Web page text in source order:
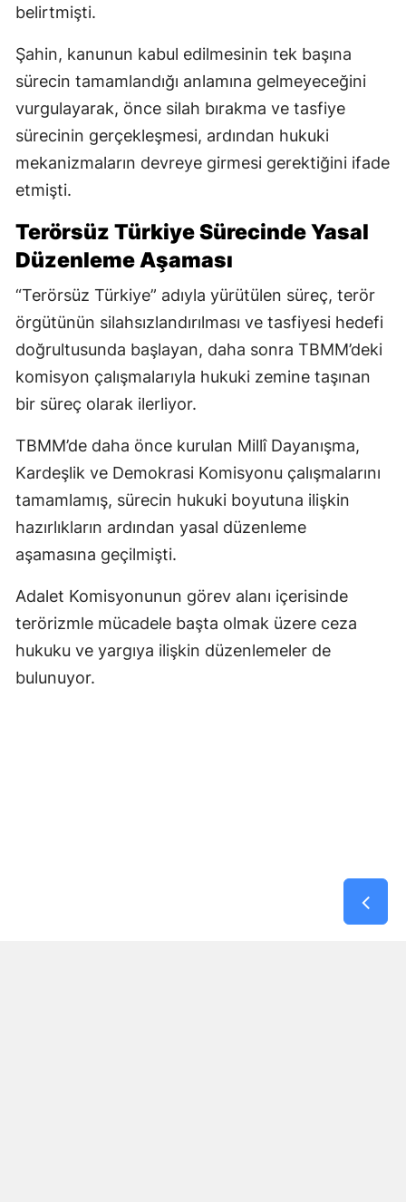
belirtmişti.
Şahin, kanunun kabul edilmesinin tek başına
sürecin tamamlandığı anlamına gelmeyeceğini
vurgulayarak, önce silah bırakma ve tasfiye
sürecinin gerçekleşmesi, ardından hukuki
mekanizmaların devreye girmesi gerektiğini ifade
etmişti.
Terörsüz Türkiye Sürecinde Yasal
Düzenleme Aşaması
“Terörsüz Türkiye” adıyla yürütülen süreç, terör
örgütünün silahsızlandırılması ve tasfiyesi hedefi
doğrultusunda başlayan, daha sonra TBMM’deki
komisyon çalışmalarıyla hukuki zemine taşınan
bir süreç olarak ilerliyor.
TBMM’de daha önce kurulan Millî Dayanışma,
Kardeşlik ve Demokrasi Komisyonu çalışmalarını
tamamlamış, sürecin hukuki boyutuna ilişkin
hazırlıkların ardından yasal düzenleme
aşamasına geçilmişti.
Adalet Komisyonunun görev alanı içerisinde
terörizmle mücadele başta olmak üzere ceza
hukuku ve yargıya ilişkin düzenlemeler de
bulunuyor.